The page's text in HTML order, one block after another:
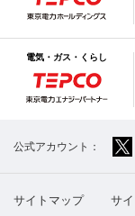
電気・ガス・くらし
公式アカウント：
サイトマップ サ